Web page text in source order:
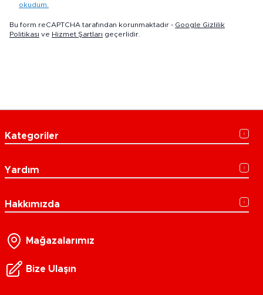
okudum.
Bu form reCAPTCHA tarafından korunmaktadır - Google Gizlilik
Politikası ve Hizmet Şartları geçerlidir.
Kategoriler
Yardım
Hakkımızda
Mağazalarımız
Bize Ulaşın